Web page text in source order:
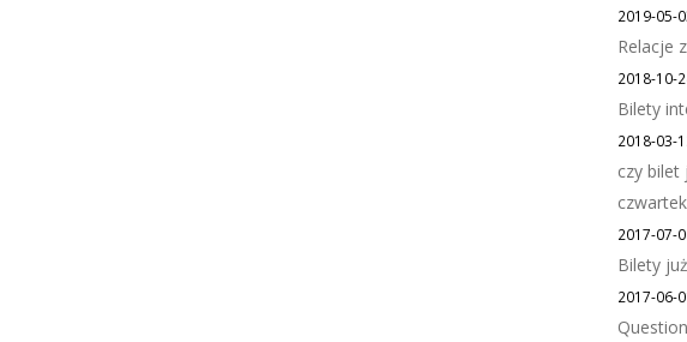
2019-05-
Relacje
2018-10-
Bilety
2018-03-
czy
2017-07-
Bilety
2017-06-